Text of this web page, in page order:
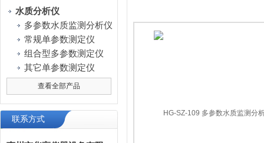
水质分析仪
多参数水质监测分析仪
常规单参数测定仪
组合型多参数测定仪
其它单参数测定仪
查看全部产品
联系方式